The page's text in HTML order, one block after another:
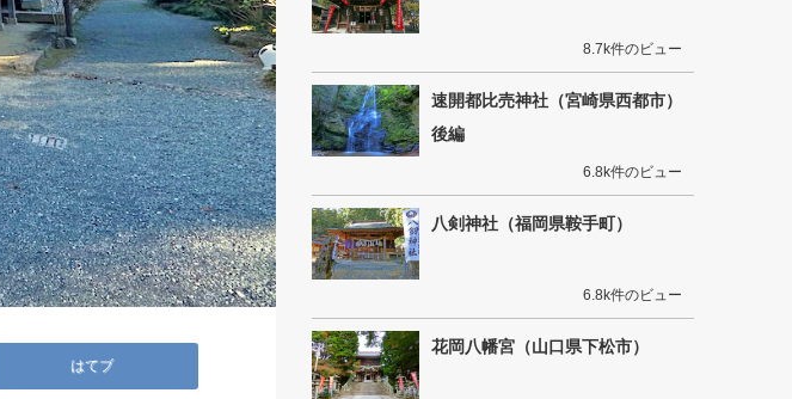
はてブ
8.7k件のビュー
速開都比売神社（宮崎県西都市）
後編
6.8k件のビュー
八剣神社（福岡県鞍手町）
6.8k件のビュー
花岡八幡宮（山口県下松市）